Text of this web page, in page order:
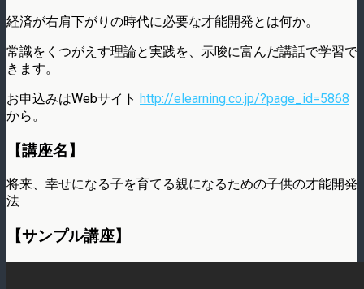
経済が右肩下がりの時代に必要な才能開発とは何か。
常識をくつがえす理論と実践を、示唆に富んだ講話で学習で
きます。
お申込みはWebサイト http://elearning.co.jp/?page_id=5868
から。
【講座名】
将来、幸せになる子を育てる親になるための子供の才能開発
法
【サンプル講座】